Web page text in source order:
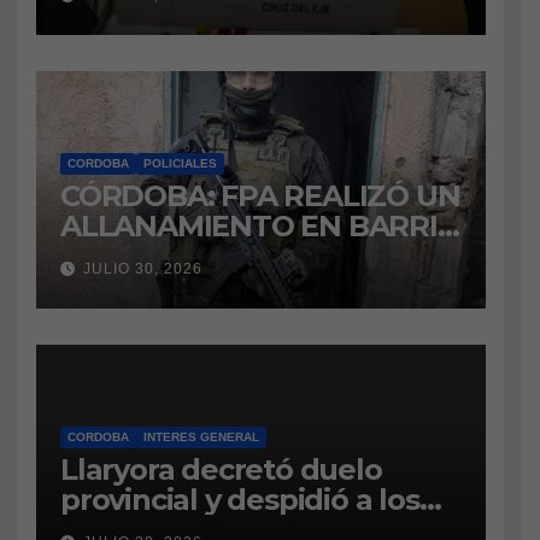
marihuana a la cárcel
CORDOBA POLICIALES
CÓRDOBA: FPA REALIZÓ UN
ALLANAMIENTO EN BARRIO
VILLA BOEDO
RELACIONADO CON UNA
CAUSA DE DROGAS EN LA
CÁRCEL DE BOUWER
JULIO 30, 2026
CORDOBA INTERES GENERAL
Llaryora decretó duelo
provincial y despidió a los
bomberos cordobeses